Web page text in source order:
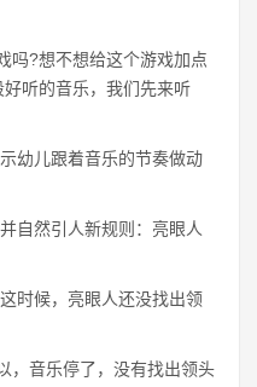
?想不想给这个游戏加点
听的音乐，我们先来听
儿跟着音乐的节奏做动
然引人新规则：亮眼人
候，亮眼人还没找出领
音乐停了，没有找出领头